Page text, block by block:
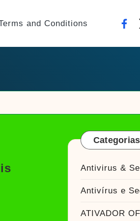
and Conditions
Categorias
Antivirus &
Antivírus e
ATIVADOR